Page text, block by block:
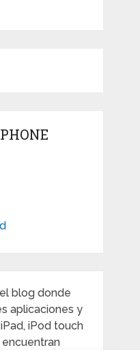
blog donde
aplicaciones y
iPod touch